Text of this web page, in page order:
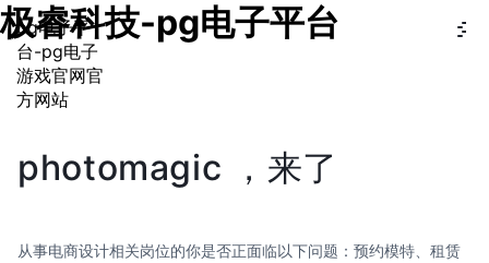
极睿科技-pg电子平台
pg电子平
台-pg电子
游戏官网官
方网站
photomagic ，来了
从事电商设计相关岗位的你是否正面临以下问题：预约模特、租赁